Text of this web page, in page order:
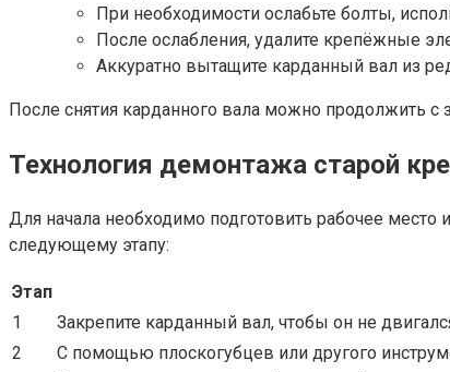
При необходимости ослабьте болты,
После ослабления, удалите крепёжные
Аккуратно вытащите карданный вал из
После снятия карданного вала можно продолжить
Технология демонтажа старой
Для начала необходимо подготовить рабочее
следующему этапу:
Этап
1
Закрепите карданный вал, чтобы он не
2
С помощью плоскогубцев или другого